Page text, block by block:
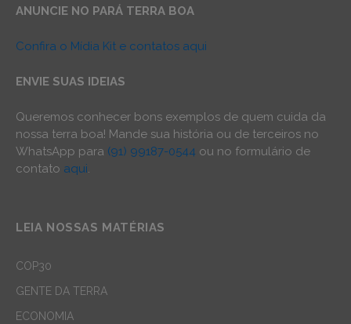
ANUNCIE NO PARÁ TERRA BOA
Confira o Mídia Kit e contatos aqui
ENVIE SUAS IDEIAS
Queremos conhecer bons exemplos de quem cuida da
nossa terra boa! Mande sua história ou de terceiros no
WhatsApp para (91) 99187-0544 ou no formulário de
contato aqui.
LEIA NOSSAS MATÉRIAS
COP30
GENTE DA TERRA
ECONOMIA